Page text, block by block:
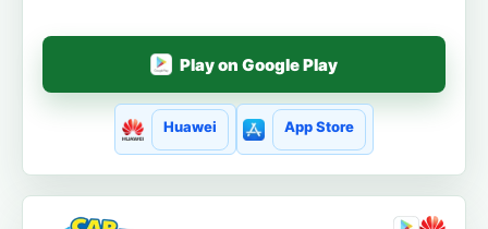
Play on Google Play
Huawei App Store